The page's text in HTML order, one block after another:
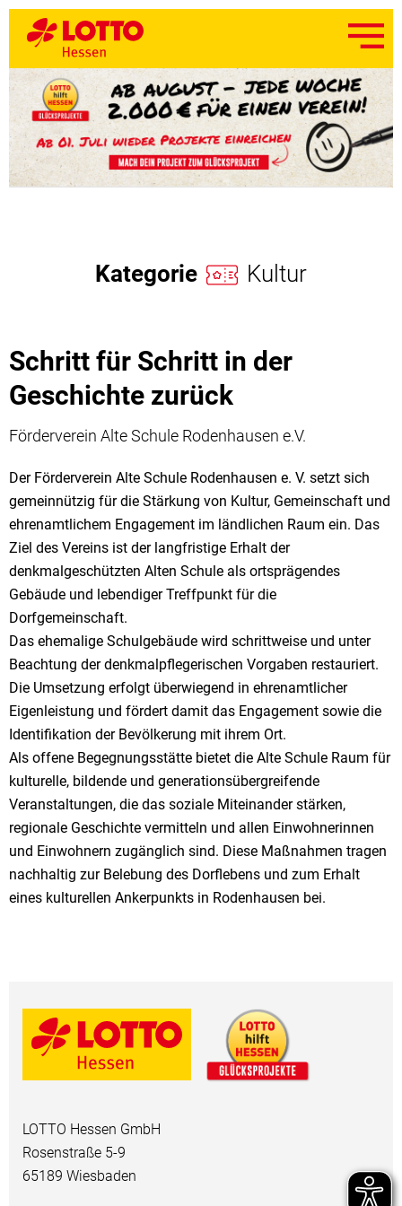
Kategorie Kultur
Schritt für Schritt in der
Geschichte zurück
Förderverein Alte Schule Rodenhausen e.V.
Der Förderverein Alte Schule Rodenhausen e. V. setzt sich
gemeinnützig für die Stärkung von Kultur, Gemeinschaft und
ehrenamtlichem Engagement im ländlichen Raum ein. Das
Ziel des Vereins ist der langfristige Erhalt der
denkmalgeschützten Alten Schule als ortsprägendes
Gebäude und lebendiger Treffpunkt für die
Dorfgemeinschaft.
Das ehemalige Schulgebäude wird schrittweise und unter
Beachtung der denkmalpflegerischen Vorgaben restauriert.
Die Umsetzung erfolgt überwiegend in ehrenamtlicher
Eigenleistung und fördert damit das Engagement sowie die
Identifikation der Bevölkerung mit ihrem Ort.
Als offene Begegnungsstätte bietet die Alte Schule Raum für
kulturelle, bildende und generationsübergreifende
Veranstaltungen, die das soziale Miteinander stärken,
regionale Geschichte vermitteln und allen Einwohnerinnen
und Einwohnern zugänglich sind. Diese Maßnahmen tragen
nachhaltig zur Belebung des Dorflebens und zum Erhalt
eines kulturellen Ankerpunkts in Rodenhausen bei.
LOTTO Hessen GmbH
Rosenstraße 5-9
65189 Wiesbaden